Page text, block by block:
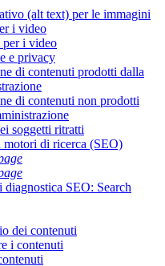
(alt text) per le immagini
i video
per i video
e privacy
di contenuti prodotti dalla
di contenuti non prodotti
soggetti ritratti
di ricerca (SEO)
SEO: Search
dei contenuti
i contenuti